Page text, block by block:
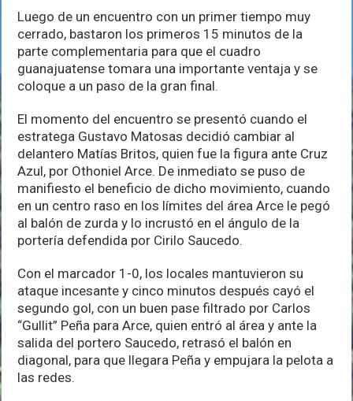
Luego de un encuentro con un primer tiempo muy
cerrado, bastaron los primeros 15 minutos de la
parte complementaria para que el cuadro
guanajuatense tomara una importante ventaja y se
coloque a un paso de la gran final.
El momento del encuentro se presentó cuando el
estratega Gustavo Matosas decidió cambiar al
delantero Matías Britos, quien fue la figura ante Cruz
Azul, por Othoniel Arce. De inmediato se puso de
manifiesto el beneficio de dicho movimiento, cuando
en un centro raso en los límites del área Arce le pegó
al balón de zurda y lo incrustó en el ángulo de la
portería defendida por Cirilo Saucedo.
Con el marcador 1-0, los locales mantuvieron su
ataque incesante y cinco minutos después cayó el
segundo gol, con un buen pase filtrado por Carlos
“Gullit” Peña para Arce, quien entró al área y ante la
salida del portero Saucedo, retrasó el balón en
diagonal, para que llegara Peña y empujara la pelota a
las redes.